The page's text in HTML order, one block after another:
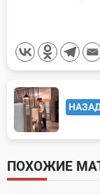
<span
class="nav-
subtitle
screen-
reader-
ПОХОЖИЕ